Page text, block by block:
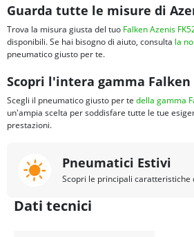
Guarda tutte le misure di
Trova la misura giusta del tuo Falken Azenis
disponibili. Se hai bisogno di aiuto, consulta la
pneumatico giusto per te.
Scopri l'intera gamma
Scegli il pneumatico giusto per te della gamma
un'ampia scelta per soddisfare tutte le tue
prestazioni.
Pneumatici Estivi
Scopri le principali caratteristiche
Dati tecnici